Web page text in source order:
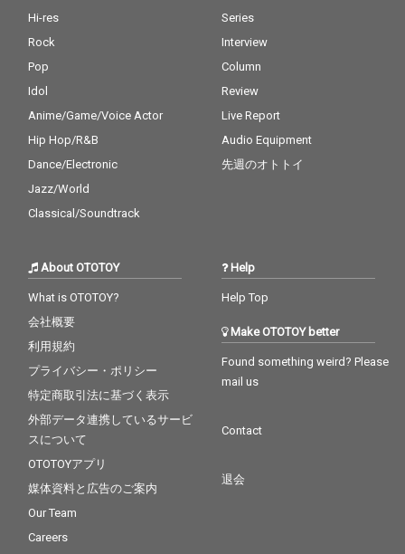
Hi-res
Rock
Pop
Idol
Anime/Game/Voice Actor
Hip Hop/R&B
Dance/Electronic
Jazz/World
Classical/Soundtrack
Series
Interview
Column
Review
Live Report
Audio Equipment
先週のオトトイ
About OTOTOY
What is OTOTOY?
会社概要
利用規約
プライバシー・ポリシー
特定商取引法に基づく表示
外部データ連携しているサービ
スについて
OTOTOYアプリ
媒体資料と広告のご案内
Our Team
Careers
Help
Help Top
Make OTOTOY better
Found something weird? Please
mail us
Contact
退会